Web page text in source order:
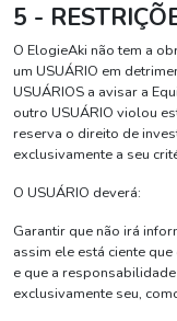
5 -
O ElogieAki não tem a
um USUÁRIO em
USUÁRIOS a avisar a
outro USUÁRIO violou
reserva o direito de
exclusivamente a seu
O USUÁRIO deverá:
Garantir que não irá
assim ele está ciente
e que a
exclusivamente seu,